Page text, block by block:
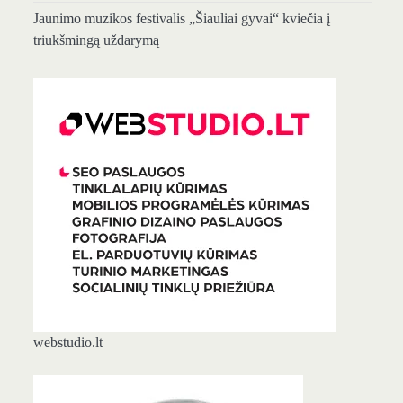
Jaunimo muzikos festivalis „Šiauliai gyvai“ kviečia į
triukšmingą uždarymą
webstudio.lt